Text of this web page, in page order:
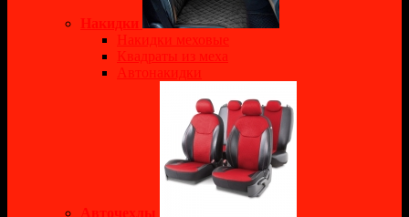
Накидки
Накидки меховые
Квадраты из меха
Автонакидки
Авточехлы